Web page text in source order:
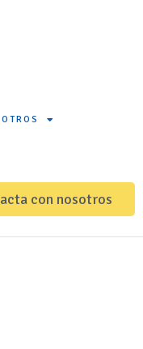
con nosotros